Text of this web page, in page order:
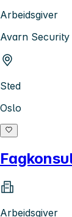
Arbeidsgiver
Avarn Security
Sted
Oslo
Arbeidsgiver